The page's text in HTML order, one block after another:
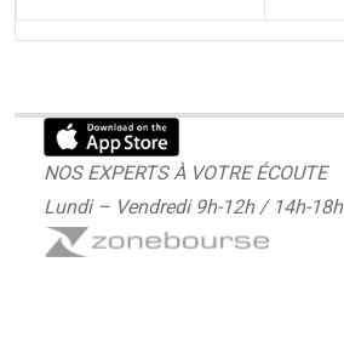
NOS EXPERTS À VOTRE ÉCOUTE
Lundi – Vendredi 9h-12h / 14h-18h